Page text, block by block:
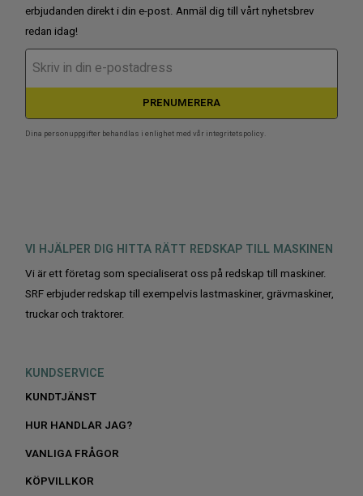
erbjudanden direkt i din e-post. Anmäl dig till vårt nyhetsbrev
redan idag!
PRENUMERERA
Dina personuppgifter behandlas i enlighet med vår integritetspolicy.
VI HJÄLPER DIG HITTA RÄTT REDSKAP TILL MASKINEN
Vi är ett företag som specialiserat oss på redskap till maskiner.
SRF erbjuder redskap till exempelvis lastmaskiner, grävmaskiner,
truckar och traktorer.
KUNDSERVICE
KUNDTJÄNST
HUR HANDLAR JAG?
VANLIGA FRÅGOR
KÖPVILLKOR